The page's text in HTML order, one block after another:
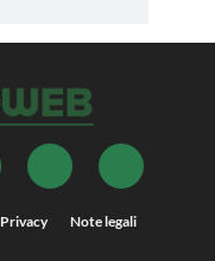
Privacy Note legali